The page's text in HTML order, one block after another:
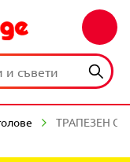
ТРАПЕЗЕН